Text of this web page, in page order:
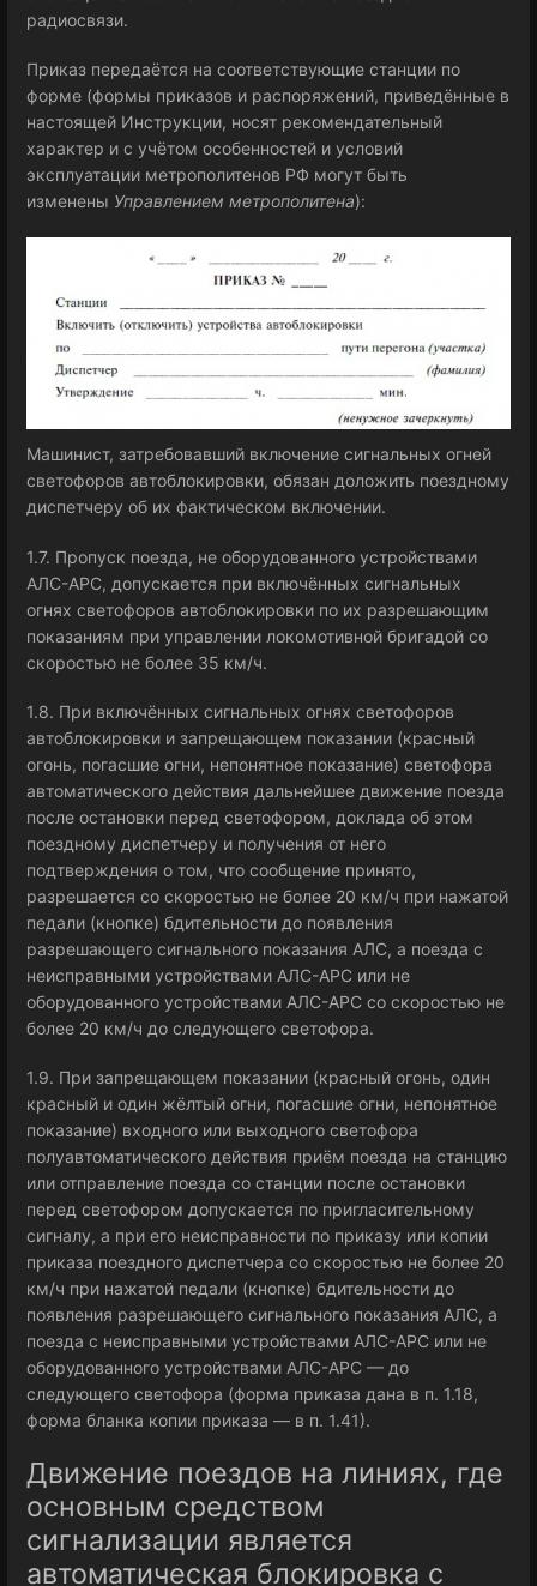
радиосвязи.
Приказ передаётся на соответствующие станции по
форме (формы приказов и распоряжений, приведённые в
настоящей Инструкции, носят рекомендательный
характер и с учётом особенностей и условий
эксплуатации метрополитенов РФ могут быть
изменены Управлением метрополитена):
Машинист, затребовавший включение сигнальных огней
светофоров автоблокировки, обязан доложить поездному
диспетчеру об их фактическом включении.
1.7. Пропуск поезда, не оборудованного устройствами
АЛС-АРС, допускается при включённых сигнальных
огнях светофоров автоблокировки по их разрешающим
показаниям при управлении локомотивной бригадой со
скоростью не более 35 км/ч.
1.8. При включённых сигнальных огнях светофоров
автоблокировки и запрещающем показании (красный
огонь, погасшие огни, непонятное показание) светофора
автоматического действия дальнейшее движение поезда
после остановки перед светофором, доклада об этом
поездному диспетчеру и получения от него
подтверждения о том, что сообщение принято,
разрешается со скоростью не более 20 км/ч при нажатой
педали (кнопке) бдительности до появления
разрешающего сигнального показания АЛС, а поезда с
неисправными устройствами АЛС-АРС или не
оборудованного устройствами АЛС-АРС со скоростью не
более 20 км/ч до следующего светофора.
1.9. При запрещающем показании (красный огонь, один
красный и один жёлтый огни, погасшие огни, непонятное
показание) входного или выходного светофора
полуавтоматического действия приём поезда на станцию
или отправление поезда со станции после остановки
перед светофором допускается по пригласительному
сигналу, а при его неисправности по приказу или копии
приказа поездного диспетчера со скоростью не более 20
км/ч при нажатой педали (кнопке) бдительности до
появления разрешающего сигнального показания АЛС, а
поезда с неисправными устройствами АЛС-АРС или не
оборудованного устройствами АЛС-АРС — до
следующего светофора (форма приказа дана в п. 1.18,
форма бланка копии приказа — в п. 1.41).
Движение поездов на линиях, где
основным средством
сигнализации является
автоматическая блокировка с